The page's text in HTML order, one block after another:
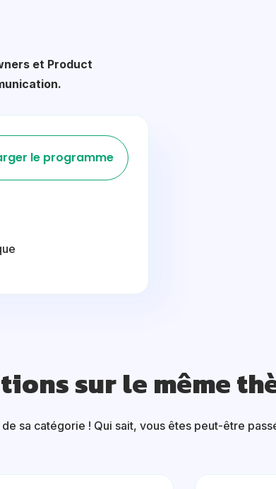
et Product
le programme
sur le même
sa catégorie ! Qui sait, vous êtes peut-être